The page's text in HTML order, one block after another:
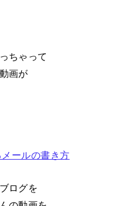
ちゃって
画が
ールの書き方
ログを